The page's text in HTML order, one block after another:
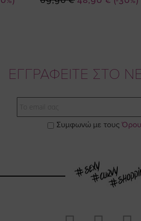
ΕΓΓΡΑΦΕΙΤΕ ΣΤΟ
Συμφωνώ με τους